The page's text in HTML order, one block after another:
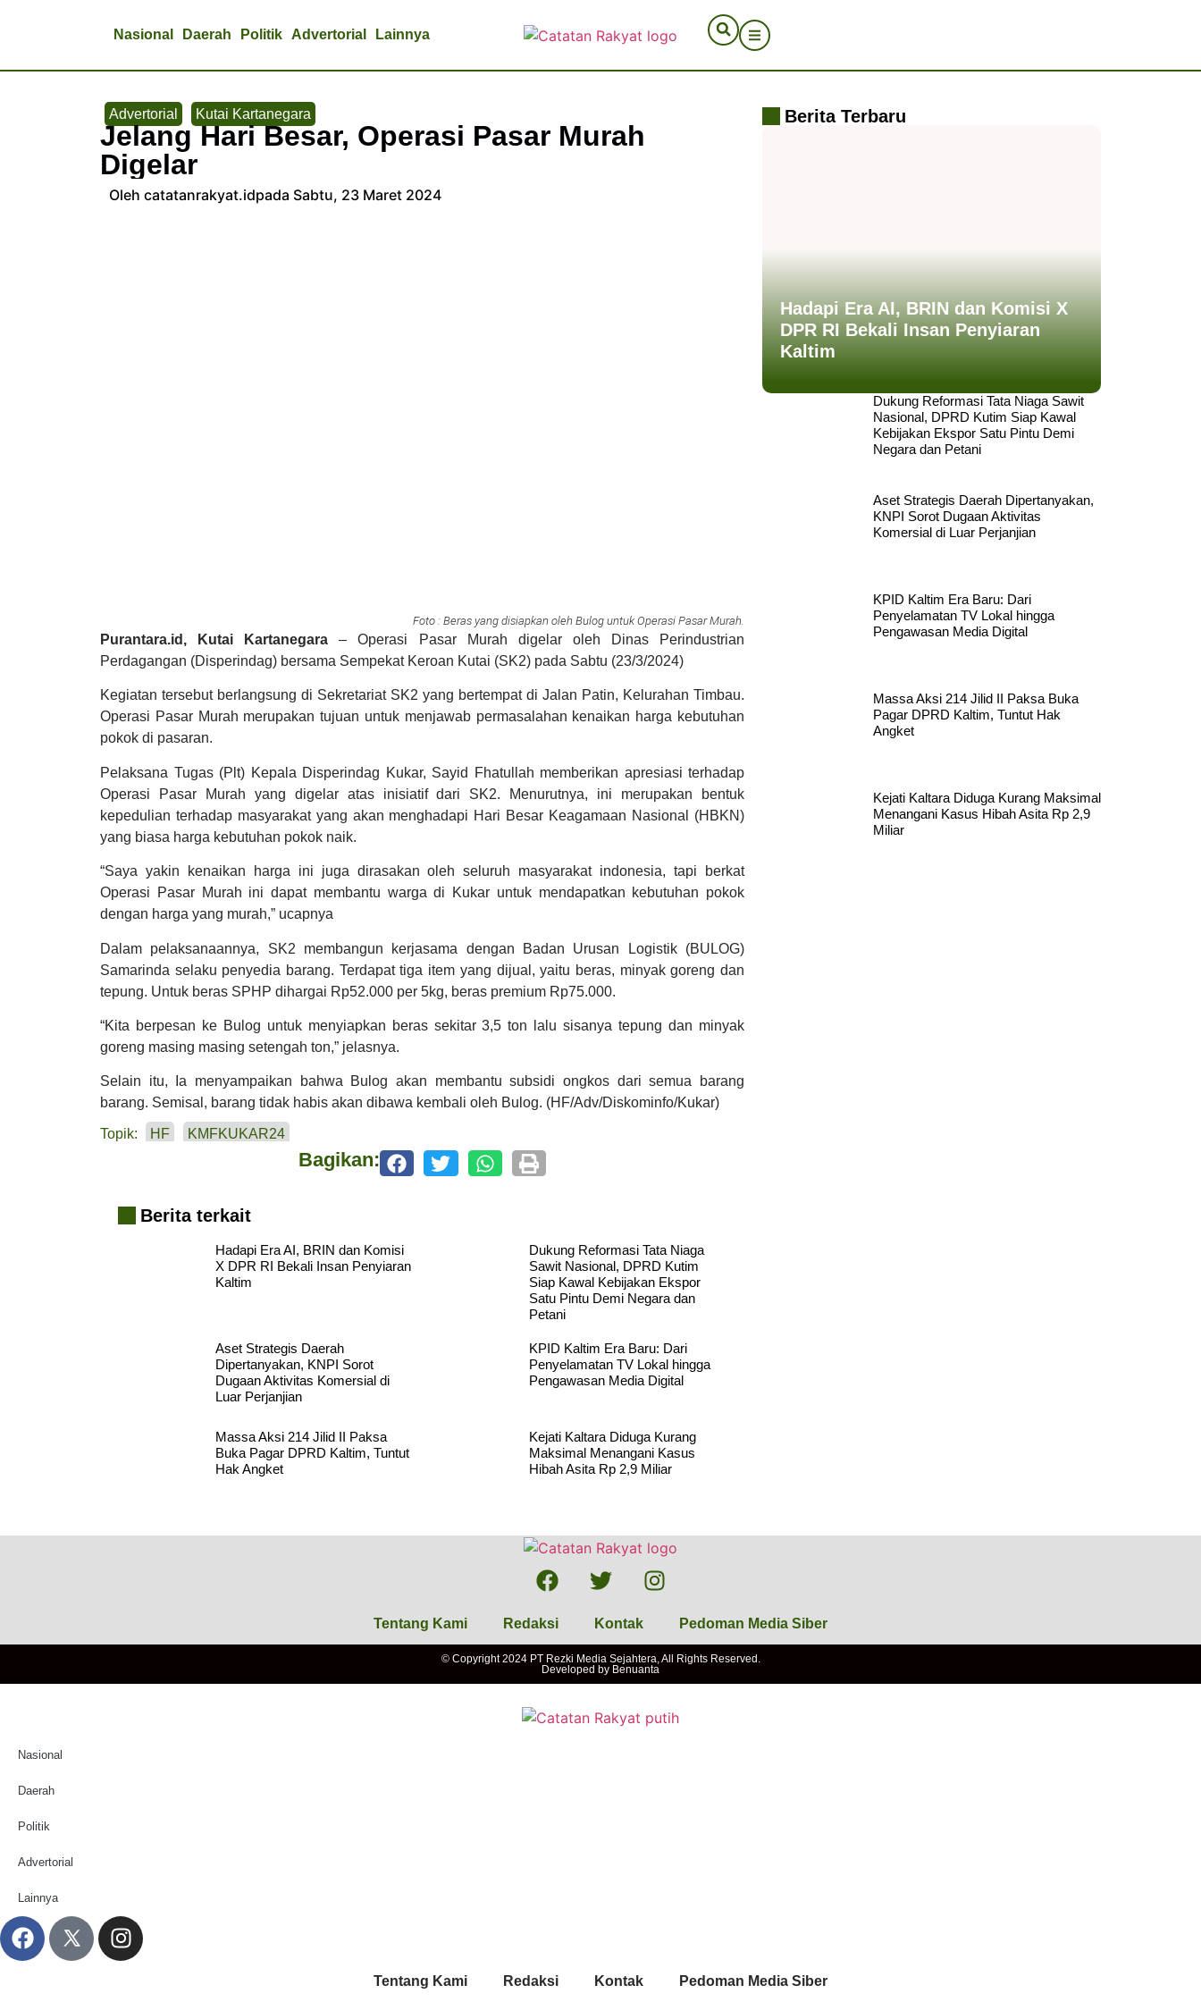
Nasional Daerah Politik Advertorial Lainnya
Advertorial Kutai Kartanegara
Jelang Hari Besar, Operasi Pasar Murah
Digelar
Oleh catatanrakyat.idpada Sabtu, 23 Maret 2024
Foto : Beras yang disiapkan oleh Bulog untuk Operasi Pasar Murah.
Purantara.id, Kutai Kartanegara – Operasi Pasar Murah digelar oleh Dinas Perindustrian
Perdagangan (Disperindag) bersama Sempekat Keroan Kutai (SK2) pada Sabtu (23/3/2024)
Kegiatan tersebut berlangsung di Sekretariat SK2 yang bertempat di Jalan Patin, Kelurahan Timbau.
Operasi Pasar Murah merupakan tujuan untuk menjawab permasalahan kenaikan harga kebutuhan
pokok di pasaran.
Pelaksana Tugas (Plt) Kepala Disperindag Kukar, Sayid Fhatullah memberikan apresiasi terhadap
Operasi Pasar Murah yang digelar atas inisiatif dari SK2. Menurutnya, ini merupakan bentuk
kepedulian terhadap masyarakat yang akan menghadapi Hari Besar Keagamaan Nasional (HBKN)
yang biasa harga kebutuhan pokok naik.
“Saya yakin kenaikan harga ini juga dirasakan oleh seluruh masyarakat indonesia, tapi berkat
Operasi Pasar Murah ini dapat membantu warga di Kukar untuk mendapatkan kebutuhan pokok
dengan harga yang murah,” ucapnya
Dalam pelaksanaannya, SK2 membangun kerjasama dengan Badan Urusan Logistik (BULOG)
Samarinda selaku penyedia barang. Terdapat tiga item yang dijual, yaitu beras, minyak goreng dan
tepung. Untuk beras SPHP dihargai Rp52.000 per 5kg, beras premium Rp75.000.
“Kita berpesan ke Bulog untuk menyiapkan beras sekitar 3,5 ton lalu sisanya tepung dan minyak
goreng masing masing setengah ton,” jelasnya.
Selain itu, Ia menyampaikan bahwa Bulog akan membantu subsidi ongkos dari semua barang
barang. Semisal, barang tidak habis akan dibawa kembali oleh Bulog. (HF/Adv/Diskominfo/Kukar)
Topik: HF KMFKUKAR24
Bagikan:
Berita terkait
Hadapi Era AI, BRIN dan Komisi
X DPR RI Bekali Insan Penyiaran
Kaltim
Dukung Reformasi Tata Niaga
Sawit Nasional, DPRD Kutim
Siap Kawal Kebijakan Ekspor
Satu Pintu Demi Negara dan
Petani
Aset Strategis Daerah
Dipertanyakan, KNPI Sorot
Dugaan Aktivitas Komersial di
Luar Perjanjian
KPID Kaltim Era Baru: Dari
Penyelamatan TV Lokal hingga
Pengawasan Media Digital
Massa Aksi 214 Jilid II Paksa
Buka Pagar DPRD Kaltim, Tuntut
Hak Angket
Kejati Kaltara Diduga Kurang
Maksimal Menangani Kasus
Hibah Asita Rp 2,9 Miliar
Berita Terbaru
Hadapi Era AI, BRIN dan Komisi X
DPR RI Bekali Insan Penyiaran
Kaltim
Dukung Reformasi Tata Niaga Sawit
Nasional, DPRD Kutim Siap Kawal
Kebijakan Ekspor Satu Pintu Demi
Negara dan Petani
Aset Strategis Daerah Dipertanyakan,
KNPI Sorot Dugaan Aktivitas
Komersial di Luar Perjanjian
KPID Kaltim Era Baru: Dari
Penyelamatan TV Lokal hingga
Pengawasan Media Digital
Massa Aksi 214 Jilid II Paksa Buka
Pagar DPRD Kaltim, Tuntut Hak
Angket
Kejati Kaltara Diduga Kurang Maksimal
Menangani Kasus Hibah Asita Rp 2,9
Miliar
Tentang Kami Redaksi Kontak Pedoman Media Siber
© Copyright 2024 PT Rezki Media Sejahtera, All Rights Reserved.
Developed by Benuanta
Nasional
Daerah
Politik
Advertorial
Lainnya
Tentang Kami Redaksi Kontak
Pedoman Media Siber